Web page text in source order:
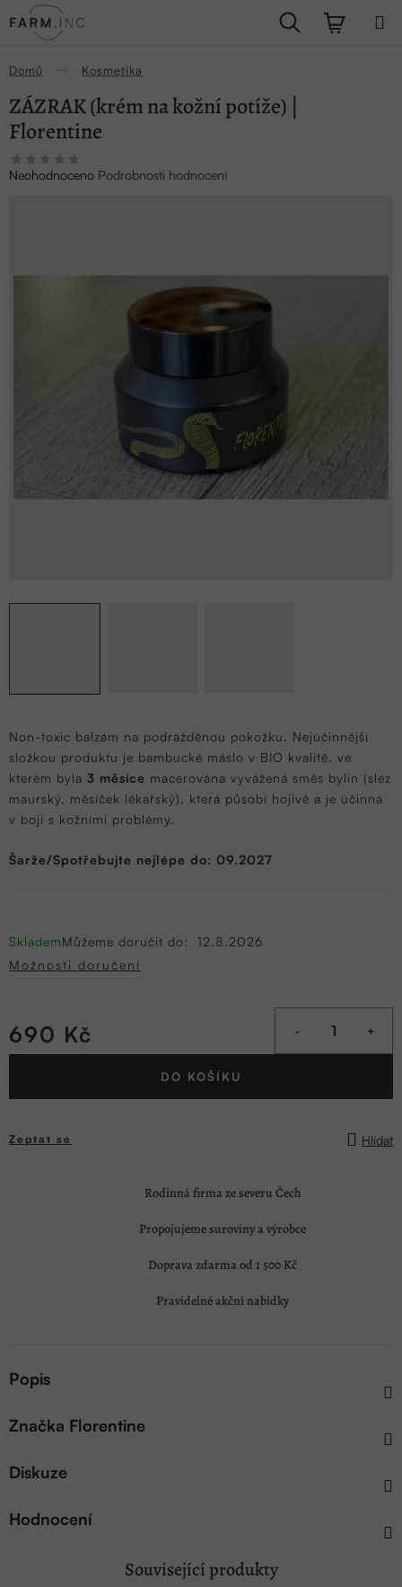
na
Hledat
Domů Kosmetika
Non-toxic balzám na podrážděnou pokožku. Nejúčinnější
složkou produktu je bambucké máslo v BIO kvalitě, ve
kterém byla 3 měsíce macerována vyvážená směs bylin (sléz
maurský, měsíček lékařský), která působí hojivě a je účinná
v boji s kožními problémy.
Šarže/Spotřebujte nejlépe do: 09.2027
SklademMůžeme doručit do:
12.8.2026
Možnosti doručení
690 Kč
Měrná
DO KOŠÍKU
Zeptat se Hlídat
ZÁZRAK (krém na kožní potíže) |
Florentine
Průměrné
hodnocení
Neohodnoceno Podrobnosti hodnocení
Rodinná firma ze severu Čech
Propojujeme suroviny a výrobce
Doprava zdarma od 1 500 Kč
Pravidelné akční nabídky
Popis
Značka Florentine
Diskuze
Hodnocení
Související produkty